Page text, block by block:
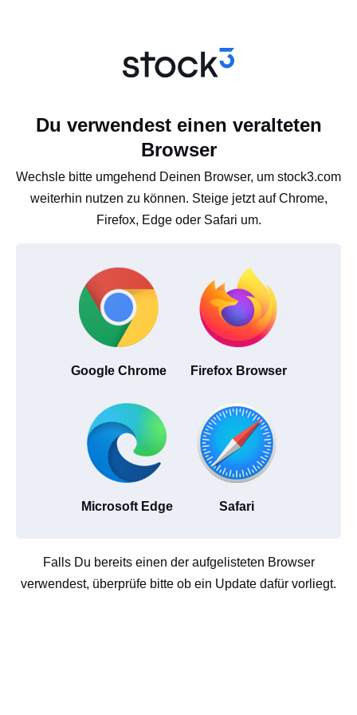
Du verwendest einen veralteten
Browser
Wechsle bitte umgehend Deinen Browser, um stock3.com
weiterhin nutzen zu können. Steige jetzt auf Chrome,
Firefox, Edge oder Safari um.
Google Chrome Firefox Browser
Microsoft Edge Safari
Falls Du bereits einen der aufgelisteten Browser
verwendest, überprüfe bitte ob ein Update dafür vorliegt.